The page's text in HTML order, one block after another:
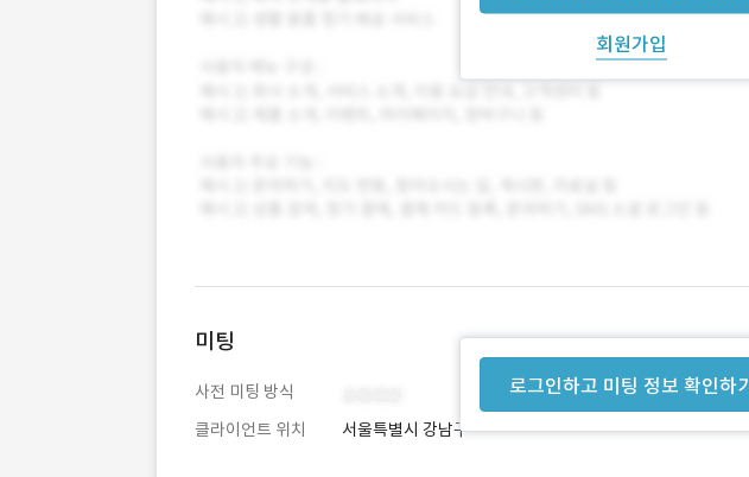
회원가입
로그인하고 미팅 정보 확인하기
미팅
사전 미팅 방식
클라이언트 위치
서울특별시 강남구